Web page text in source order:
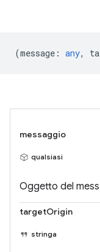
(message : any,
messaggio
qualsiasi
Oggetto del
targetOrigin
stringa